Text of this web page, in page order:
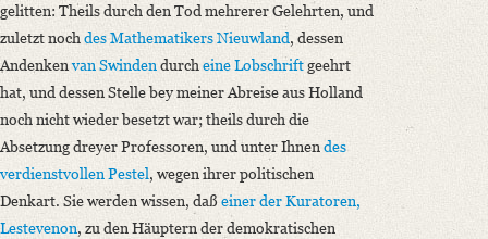
gelitten: Theils durch den Tod mehrerer Gelehrten, und
zuletzt nochdes Mathematikers Nieuwland, dessen
Andenkenvan Swindendurcheine Lobschriftgeehrt
hat, und dessen Stelle bey meiner Abreise aus Holland
noch nicht wieder besetzt war; theils durch die
Absetzung dreyer Professoren, und unter Ihnendes
verdienstvollen Pestel, wegen ihrer politischen
Denkart. Sie werden wissen, daß einer der Kuratoren,
Lestevenon, zu den Häuptern der demokratischen